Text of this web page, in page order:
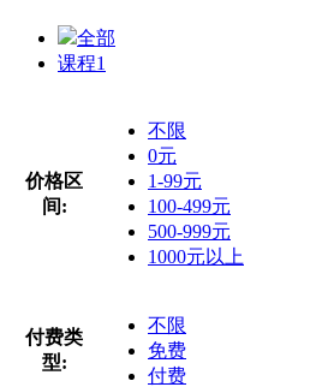
全部
课程1
价格区
间:
不限
0元
1-99元
100-499元
500-999元
1000元以上
付费类
型:
不限
免费
付费